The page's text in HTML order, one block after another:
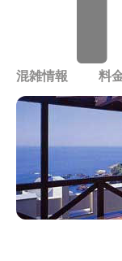
混雑情報 料